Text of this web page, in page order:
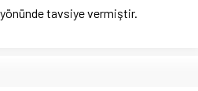
tavsiye vermiştir.